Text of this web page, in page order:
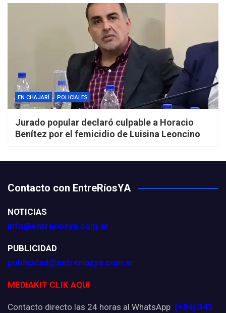
EN CHAJARÍ POLICIALES
Jurado popular declaró culpable a Horacio
Benítez por el femicidio de Luisina Leoncino
Contacto con EntreRíosYA
NOTICIAS
info@entreriosya.com.ar
PUBLICIDAD
publicidad@entreriosya.com.ar
MEDIAKIT CLIK AQUI
Contacto directo las 24 horas al WhatsApp (+54) 343